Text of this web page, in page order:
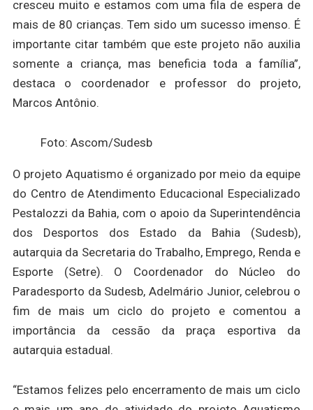
cresceu muito e estamos com uma fila de espera de
mais de 80 crianças. Tem sido um sucesso imenso. É
importante citar também que este projeto não auxilia
somente a criança, mas beneficia toda a família”,
destaca o coordenador e professor do projeto,
Marcos Antônio.
Foto: Ascom/Sudesb
O projeto Aquatismo é organizado por meio da equipe
do Centro de Atendimento Educacional Especializado
Pestalozzi da Bahia, com o apoio da Superintendência
dos Desportos dos Estado da Bahia (Sudesb),
autarquia da Secretaria do Trabalho, Emprego, Renda e
Esporte (Setre). O Coordenador do Núcleo do
Paradesporto da Sudesb, Adelmário Junior, celebrou o
fim de mais um ciclo do projeto e comentou a
importância da cessão da praça esportiva da
autarquia estadual.
“Estamos felizes pelo encerramento de mais um ciclo